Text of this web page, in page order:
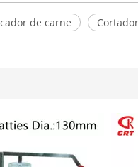
de carne